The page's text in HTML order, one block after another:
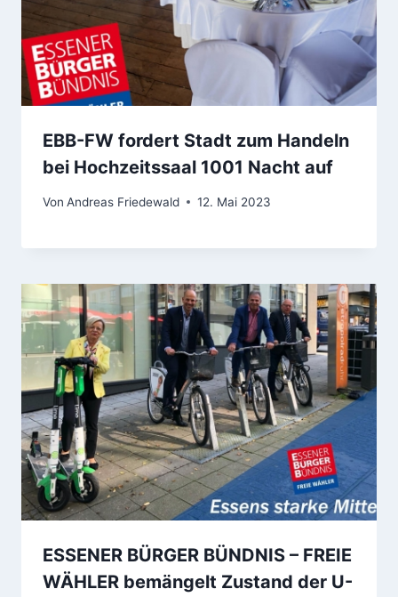
EBB-FW fordert Stadt zum Handeln
bei Hochzeitssaal 1001 Nacht auf
Von Andreas Friedewald 12. Mai 2023
ESSENER BÜRGER BÜNDNIS – FREIE
WÄHLER bemängelt Zustand der U-